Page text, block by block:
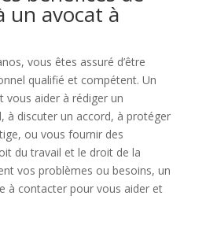
un avocat à
vous êtes assuré d’être
qualifié et compétent. Un
vous aider à rédiger un
à discuter un accord, à protéger
ou vous fournir des
du travail et le droit de la
vos problèmes ou besoins, un
à contacter pour vous aider et